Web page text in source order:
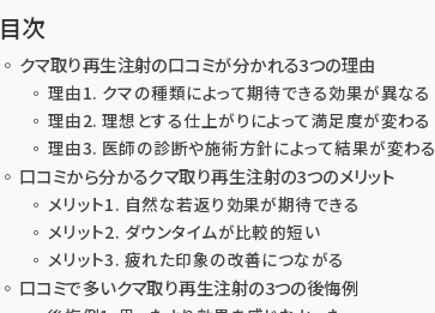
目次
クマ取り再生注射の口コミが分かれる3つの理由
理由1. クマの種類によって期待できる効果が異なる
理由2. 理想とする仕上がりによって満足度が変わる
理由3. 医師の診断や施術方針によって結果が変わる
口コミから分かるクマ取り再生注射の3つのメリット
メリット1. 自然な若返り効果が期待できる
メリット2. ダウンタイムが比較的短い
メリット3. 疲れた印象の改善につながる
口コミで多いクマ取り再生注射の3つの後悔例